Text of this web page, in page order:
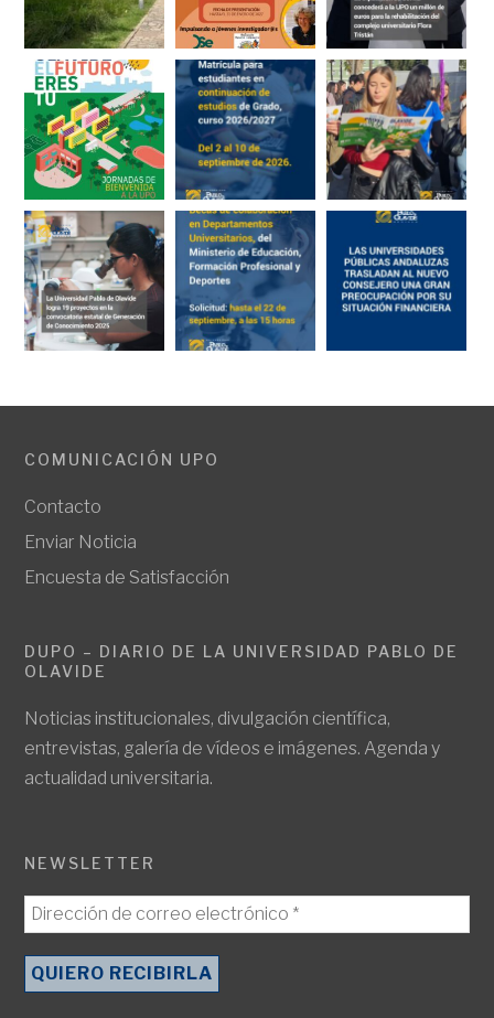
COMUNICACIÓN UPO
Contacto
Enviar Noticia
Encuesta de Satisfacción
DUPO – DIARIO DE LA UNIVERSIDAD PABLO DE
OLAVIDE
Noticias institucionales, divulgación científica,
entrevistas, galería de vídeos e imágenes. Agenda y
actualidad universitaria.
NEWSLETTER